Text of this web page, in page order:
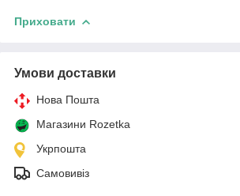
Приховати
Умови доставки
Нова Пошта
Магазини Rozetka
Укрпошта
Самовивіз